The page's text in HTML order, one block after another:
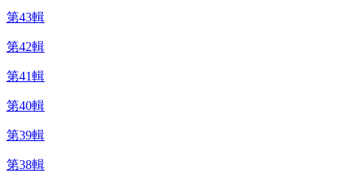
第43輯
第42輯
第41輯
第40輯
第39輯
第38輯